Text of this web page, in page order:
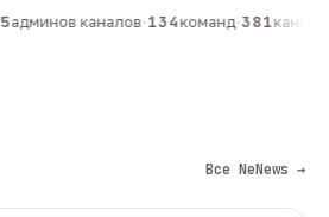
админов каналов·134команд·381каналов
Все NeNews →